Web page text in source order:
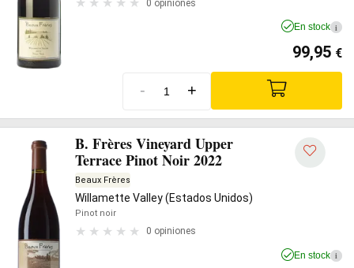
0 opiniones
En stock i
99,95 €
- +
B. Frères Vineyard Upper
Terrace Pinot Noir 2022
Beaux Frères
Willamette Valley (Estados Unidos)
Pinot noir
0 opiniones
En stock i